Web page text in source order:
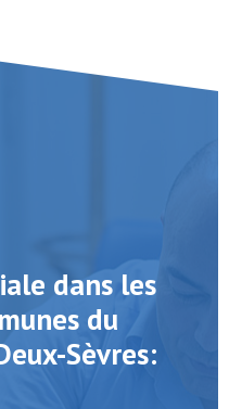
dans les
du
Sèvres: